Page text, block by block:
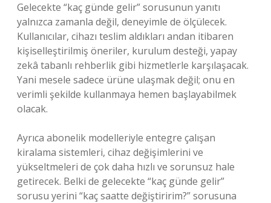
Gelecekte “kaç günde gelir” sorusunun yanıtı
yalnızca zamanla değil, deneyimle de ölçülecek.
Kullanıcılar, cihazı teslim aldıkları andan itibaren
kişiselleştirilmiş öneriler, kurulum desteği, yapay
zekâ tabanlı rehberlik gibi hizmetlerle karşılaşacak.
Yani mesele sadece ürüne ulaşmak değil; onu en
verimli şekilde kullanmaya hemen başlayabilmek
olacak.
Ayrıca abonelik modelleriyle entegre çalışan
kiralama sistemleri, cihaz değişimlerini ve
yükseltmeleri de çok daha hızlı ve sorunsuz hale
getirecek. Belki de gelecekte “kaç günde gelir”
sorusu yerini “kaç saatte değiştiririm?” sorusuna